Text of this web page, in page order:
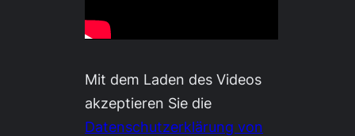
Mit dem Laden des Videos
akzeptieren Sie die
Datenschutzerklärung von